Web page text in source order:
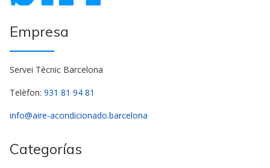
Empresa
Servei Tècnic Barcelona
Telèfon: 931 81 94 81
info@aire-acondicionado.barcelona
Categorías